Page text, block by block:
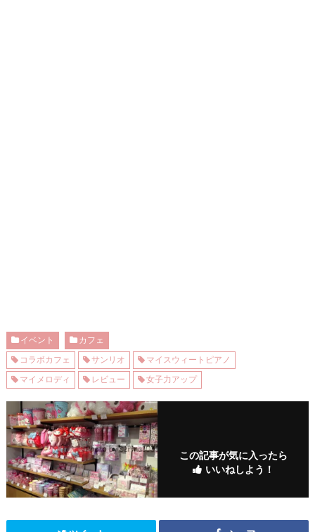
イベント
カフェ
コラボカフェ
サンリオ
マイスウィートピアノ
マイメロディ
レビュー 女子力アップ
この記事が気に入ったら
いいねしよう！